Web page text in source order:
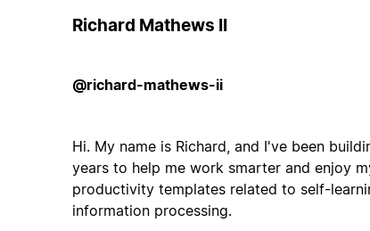
Richard Mathews II
@richard-mathews-ii
Hi. My name is Richard, and I've been
years to help me work smarter and enjoy
productivity templates related to self-
information processing.